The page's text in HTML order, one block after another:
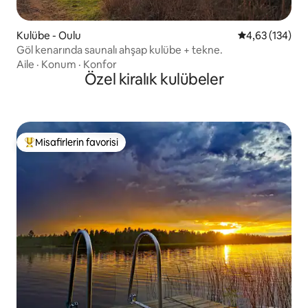
Kulübe - Oulu 5 üzerinden
4,63 (134)
Göl kenarında saunalı ahşap kulübe + tekne.
Aile · Konum · Konfor
Özel kiralık kulübeler
Misafirlerin favorilerinden en beğenilenler arasında
Misafirlerin favorisi